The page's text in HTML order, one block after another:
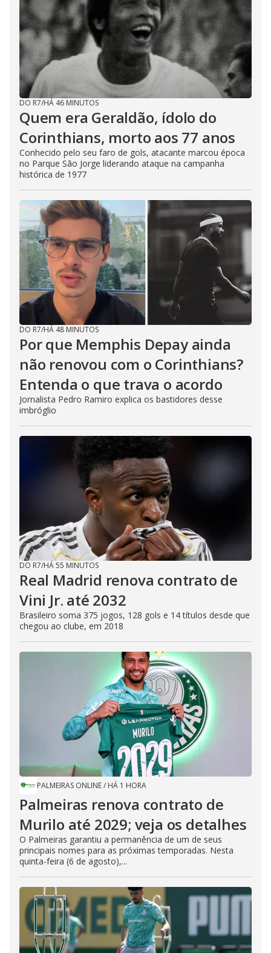
DO R7/HÁ 46 MINUTOS
Quem era Geraldão, ídolo do
Corinthians, morto aos 77 anos
Conhecido pelo seu faro de gols, atacante marcou época
no Parque São Jorge liderando ataque na campanha
histórica de 1977
DO R7/HÁ 48 MINUTOS
Por que Memphis Depay ainda
não renovou com o Corinthians?
Entenda o que trava o acordo
Jornalista Pedro Ramiro explica os bastidores desse
imbróglio
DO R7/HÁ 55 MINUTOS
Real Madrid renova contrato de
Vini Jr. até 2032
Brasileiro soma 375 jogos, 128 gols e 14 títulos desde que
chegou ao clube, em 2018
PALMEIRAS ONLINE/ HÁ 1 HORA
Palmeiras renova contrato de
Murilo até 2029; veja os detalhes
O Palmeiras garantiu a permanência de um de seus
principais nomes para as próximas temporadas. Nesta
quinta-feira (6 de agosto),...